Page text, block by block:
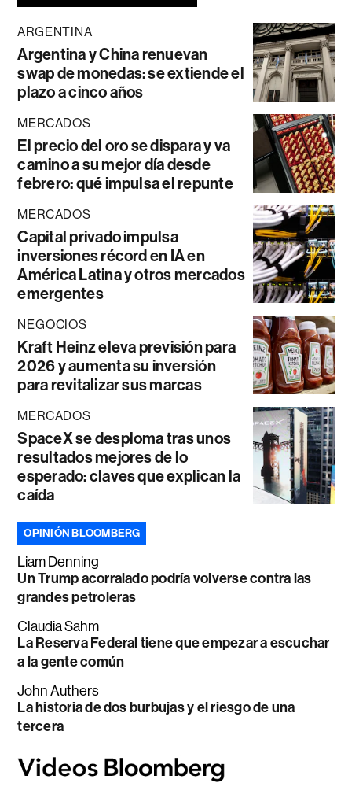
ARGENTINA
Argentina y China renuevan
swap de monedas: se extiende el
plazo a cinco años
MERCADOS
El precio del oro se dispara y va
camino a su mejor día desde
febrero: qué impulsa el repunte
MERCADOS
Capital privado impulsa
inversiones récord en IA en
América Latina y otros mercados
emergentes
NEGOCIOS
Kraft Heinz eleva previsión para
2026 y aumenta su inversión
para revitalizar sus marcas
MERCADOS
SpaceX se desploma tras unos
resultados mejores de lo
esperado: claves que explican la
caída
OPINIÓN BLOOMBERG
Liam Denning
Un Trump acorralado podría volverse contra las
grandes petroleras
Claudia Sahm
La Reserva Federal tiene que empezar a escuchar
a la gente común
John Authers
La historia de dos burbujas y el riesgo de una
tercera